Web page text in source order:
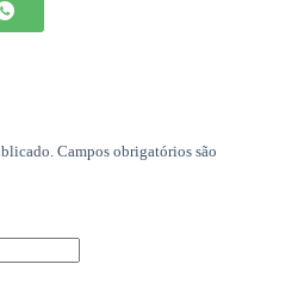
Campos obrigatórios são